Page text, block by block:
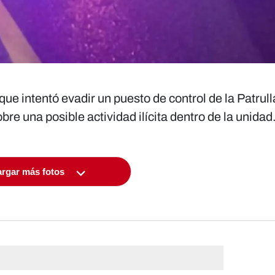
intentó evadir un puesto de control de la
una posible actividad ilícita dentro de la
más fotos